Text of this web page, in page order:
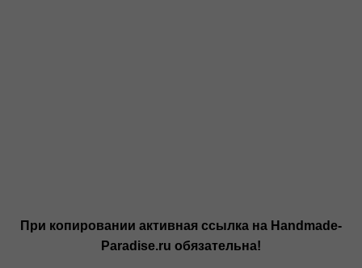
При копировании активная ссылка на Handmade-
Paradise.ru обязательна!